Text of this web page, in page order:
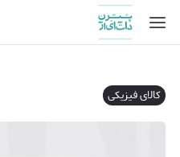
کالای فیزیکی